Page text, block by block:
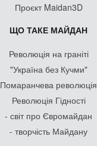
Проєкт Maidan3D
ЩО ТАКЕ МАЙДАН
Революція на граніті
"Україна без Кучми"
Помаранчева революція
Революція Гідності
- світ про Євромайдан
- творчість Майдану